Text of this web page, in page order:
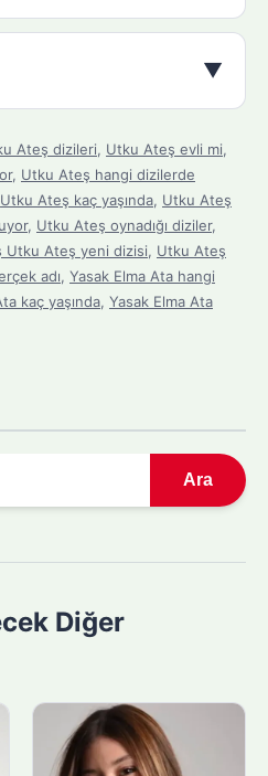
▼
Ateş dizileri, Utku Ateş evli mi,
, Utku Ateş hangi dizilerde
Utku Ateş kaç yaşında, Utku Ateş
, Utku Ateş oynadığı diziler,
Utku Ateş yeni dizisi, Utku Ateş
adı, Yasak Elma Ata hangi
kaç yaşında, Yasak Elma Ata
Ara
Diğer